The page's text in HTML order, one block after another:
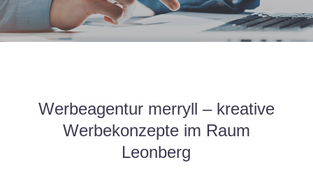
Werbeagentur merryll – kreative
Werbekonzepte im Raum
Leonberg